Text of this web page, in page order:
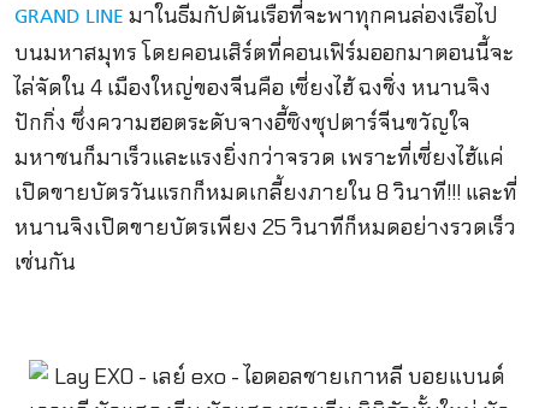
GRAND LINE มาในธีมกัปตันเรือที่จะพาทุกคนล่องเรือไป
บนมหาสมุทร โดยคอนเสิร์ตที่คอนเฟิร์มออกมาตอนนี้จะ
ไล่จัดใน 4 เมืองใหญ่ของจีนคือ เซี่ยงไฮ้ ฉงชิ่ง หนานจิง
ปักกิ่ง ซึ่งความฮอตระดับจางอี้ซิงซุปตาร์จีนขวัญใจ
มหาชนก็มาเร็วและแรงยิ่งกว่าจรวด เพราะที่เซี่ยงไฮ้แค่
เปิดขายบัตรวันแรกก็หมดเกลี้ยงภายใน 8 วินาที!!! และที่
หนานจิงเปิดขายบัตรเพียง 25 วินาทีก็หมดอย่างรวดเร็ว
เช่นกัน